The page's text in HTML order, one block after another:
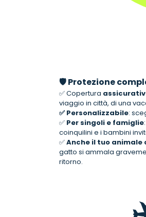
🛡️ Protezione
✅ Copertura
viaggio in città, di una
✅ Personalizzabile:
✅ Per singoli e famiglie
coinquilini e i bambini
✅Anche il tuo
gatto si ammala
ritorno.